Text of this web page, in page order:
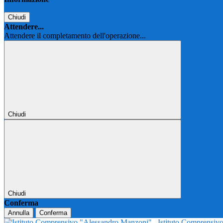
Chiudi
Attendere...
Attendere il completamento dell'operazione...
Chiudi
Chiudi
Conferma
Annulla Conferma